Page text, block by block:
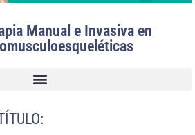
Manual e Invasiva en